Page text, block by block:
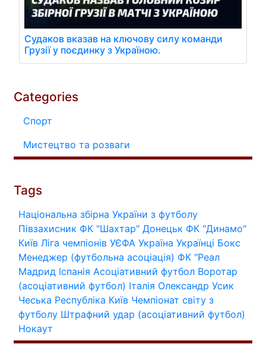
Судаков вказав на ключову силу команди
Грузії у поєдинку з Україною.
Categories
Спорт
Мистецтво та розваги
Tags
Національна збірна України з футболу
Півзахисник ФК "Шахтар" Донецьк ФК "Динамо"
Київ Ліга чемпіонів УЄФА Україна Українці Бокс
Менеджер (футбольна асоціація) ФК "Реал
Мадрид Іспанія Асоціативний футбол Воротар
(асоціативний футбол) Італія Олександр Усик
Чеська Республіка Київ Чемпіонат світу з
футболу Штрафний удар (асоціативний футбол)
Нокаут